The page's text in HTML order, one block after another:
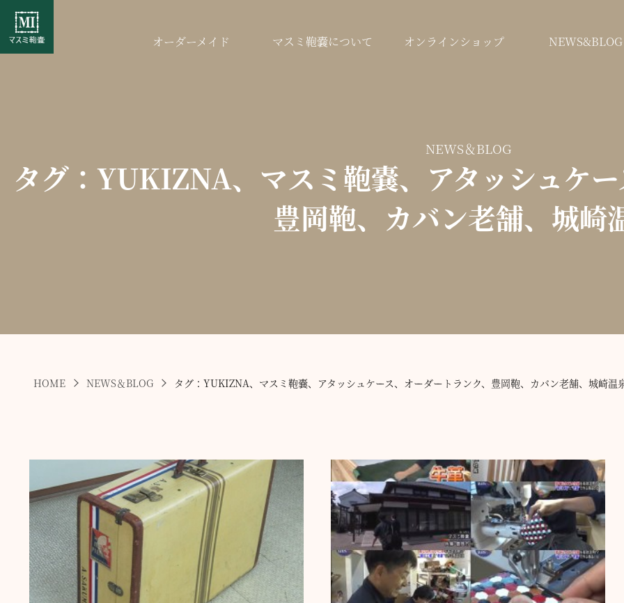
オーダーメイド マスミ鞄嚢について オンラインショップ NEWS&BLOG
NEWS＆BLOG
タグ：YUKIZNA、マスミ鞄嚢、アタッシュケ
豊岡鞄、カバン老舗、城崎
HOME NEWS＆BLOG タグ：YUKIZNA、マスミ鞄嚢、アタッシュケース、オーダートランク、豊岡鞄、カバン老舗、城崎温